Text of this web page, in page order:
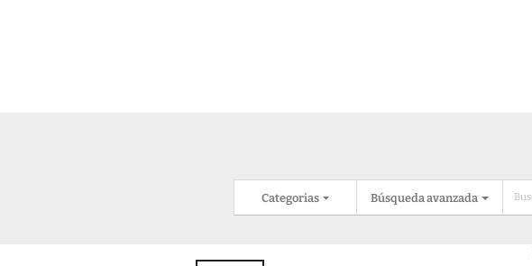
Categorias Búsqueda avanzada